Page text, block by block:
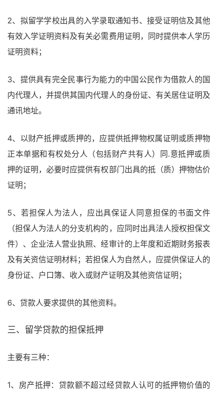
2、拟留学学校出具的入学录取通知书、接受证明信及其他
有效入学证明资料及有关必需费用证明，同时提供本人学历
证明资料；
3、提供具有完全民事行为能力的中国公民作为借款人的国
内代理人，并提供其国内代理人的身份证、有关居住证明及
通讯地址。
4、以财产抵押或质押的，应提供抵押物权属证明或质押物
正本单据和有权处分人（包括财产共有人）同.意抵押或质
押的证明，必要时应提供有权部门出具的抵（质）押物估价
证明；
5、若担保人为法人，应出具保证人同意担保的书面文件
（担保人为法人的分支机构的，应同时出具法人授权担保文
件）、企业法人营业执照、经审计的上年度和近期财务报表
及有关资信证明材料；若担保人为自然人，应提供保证人的
身份证、户口簿、收入或财产证明及其他资信证明；
6、贷款人要求提供的其他资料。
三、留学贷款的担保抵押
主要有三种：
1、房产抵押：贷款额不超过经贷款人认可的抵押物价值的